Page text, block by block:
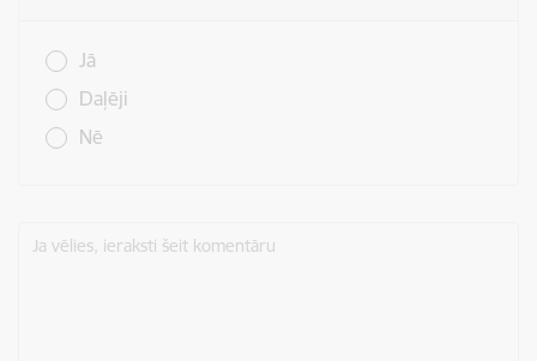
Jā
Daļēji
Nē
Ja vēlies, ieraksti šeit komentāru